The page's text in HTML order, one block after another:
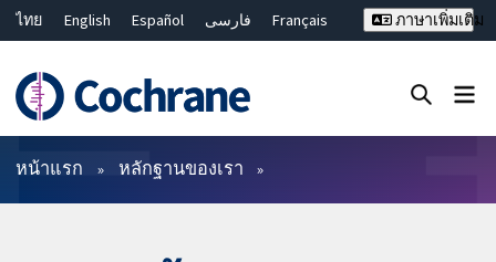
ไทย English Español فارسی
Français
Bahasa Malaysia
繁體中文 简体中文
ภาษาเพิ่มเติม
ตัวกรอง
หน้าแรก หลักฐานของเรา